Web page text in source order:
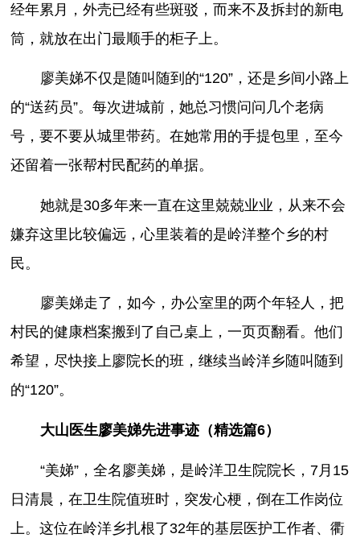
经年累月，外壳已经有些斑驳，而来不及拆封的新电
筒，就放在出门最顺手的柜子上。
廖美娣不仅是随叫随到的“120”，还是乡间小路上
的“送药员”。每次进城前，她总习惯问问几个老病
号，要不要从城里带药。在她常用的手提包里，至今
还留着一张帮村民配药的单据。
她就是30多年来一直在这里兢兢业业，从来不会
嫌弃这里比较偏远，心里装着的是岭洋整个乡的村
民。
廖美娣走了，如今，办公室里的两个年轻人，把
村民的健康档案搬到了自己桌上，一页页翻看。他们
希望，尽快接上廖院长的班，继续当岭洋乡随叫随到
的“120”。
大山医生廖美娣先进事迹（精选篇6）
“美娣”，全名廖美娣，是岭洋卫生院院长，7月15
日清晨，在卫生院值班时，突发心梗，倒在工作岗位
上。这位在岭洋乡扎根了32年的基层医护工作者、衢